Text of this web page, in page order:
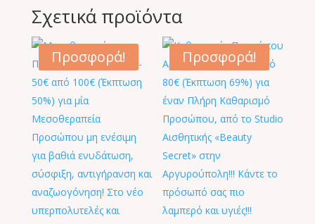
Σχετικά προϊόντα
Προσφορά! Προσφορά!